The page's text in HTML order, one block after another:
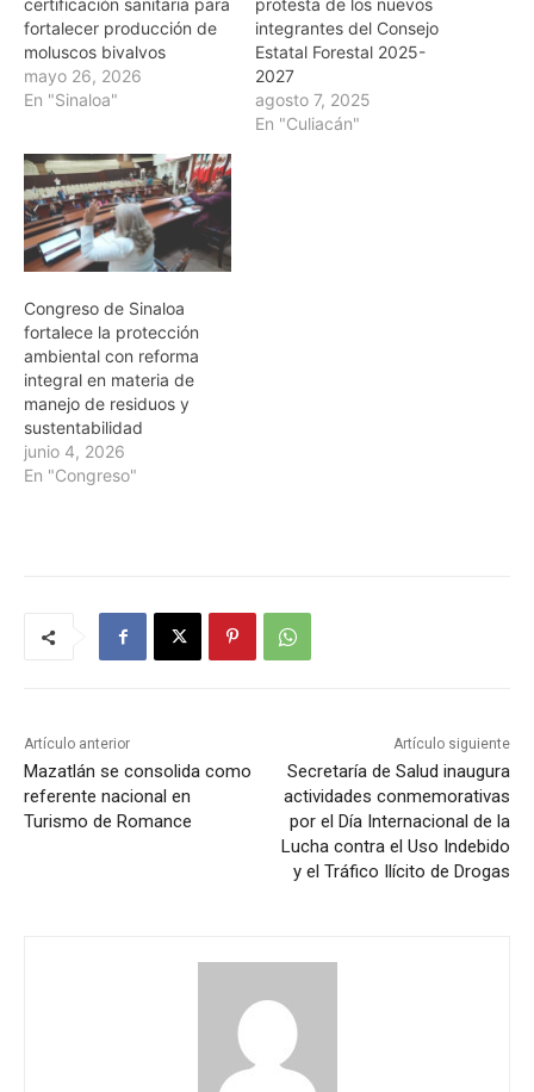
fortalecer producción de
moluscos bivalvos
mayo 26, 2026
En "Sinaloa"
integrantes del Consejo
Estatal Forestal 2025-
2027
agosto 7, 2025
En "Culiacán"
Congreso de Sinaloa
fortalece la protección
ambiental con reforma
integral en materia de
manejo de residuos y
sustentabilidad
junio 4, 2026
En "Congreso"
Artículo anterior
Mazatlán se consolida como
referente nacional en
Turismo de Romance
Artículo siguiente
Secretaría de Salud inaugura
actividades conmemorativas
por el Día Internacional de la
Lucha contra el Uso Indebido
y el Tráfico Ilícito de Drogas